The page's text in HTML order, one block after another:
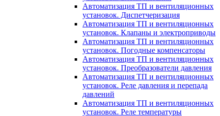
Автоматизация ТП и вентиляционных
установок. Диспетчеризация
Автоматизация ТП и вентиляционных
установок. Клапаны и электроприводы
Автоматизация ТП и вентиляционных
установок. Погодные компенсаторы
Автоматизация ТП и вентиляционных
установок. Преобразователи давления
Автоматизация ТП и вентиляционных
установок. Реле давления и перепада
давлений
Автоматизация ТП и вентиляционных
установок. Реле температуры